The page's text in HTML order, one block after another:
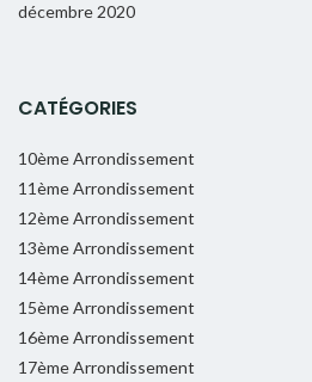
décembre 2020
CATÉGORIES
10ème Arrondissement
11ème Arrondissement
12ème Arrondissement
13ème Arrondissement
14ème Arrondissement
15ème Arrondissement
16ème Arrondissement
17ème Arrondissement